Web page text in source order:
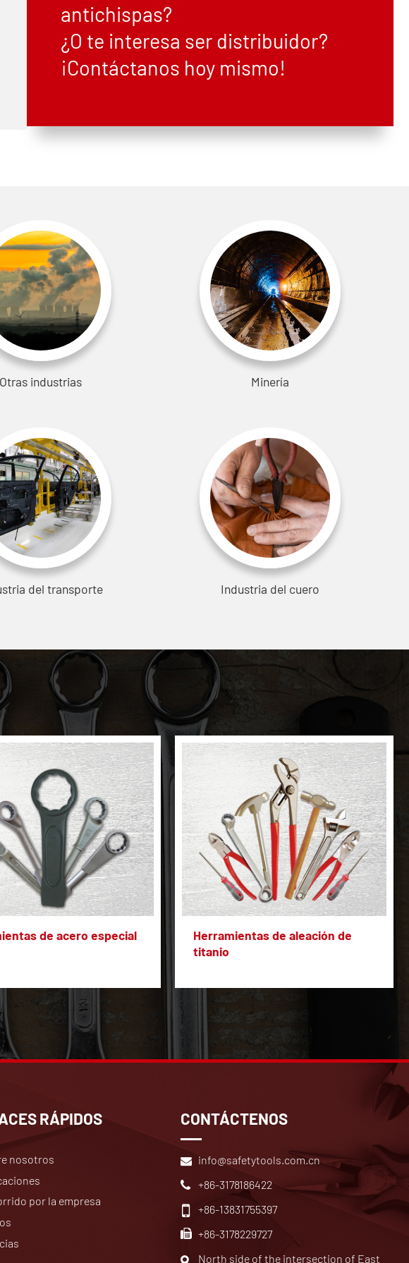
antichispas?
¿O te interesa ser distribuidor?
¡Contáctanos hoy mismo!
Otras industrias Minería
del transporte Industria del cuero
de acero especial
Herramientas de aleación de
titanio
RÁPIDOS
nosotros
por la empresa
CONTÁCTENOS
info@safetytools.com.cn
+86-3178186422
+86-13831755397
+86-3178229727
North side of the intersection of East